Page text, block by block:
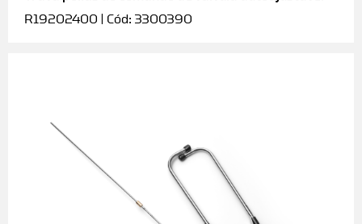
R19202400 | Cód: 3300390